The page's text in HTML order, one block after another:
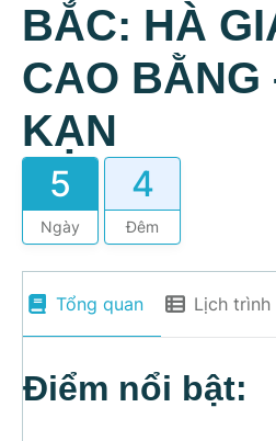
BẮC: HÀ
CAO BẰNG
KẠN
5
Ngày
4
Đêm
Tổng quan Lịch trình
Điểm nổi bật: